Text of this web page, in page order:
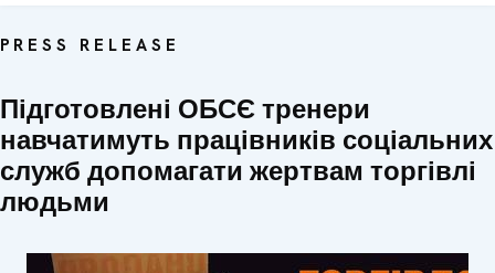
PRESS RELEASE
Підготовлені ОБСЄ тренери
навчатимуть працівників соціальних
служб допомагати жертвам торгівлі
людьми